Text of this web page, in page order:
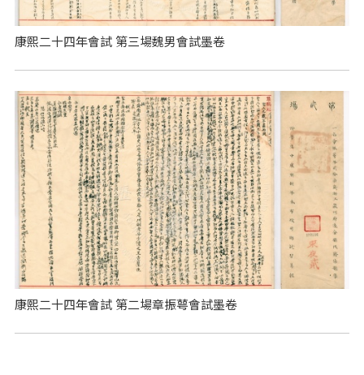
康熙二十四年會試 第三場魏男會試墨卷
康熙二十四年會試 第二場章振萼會試墨卷